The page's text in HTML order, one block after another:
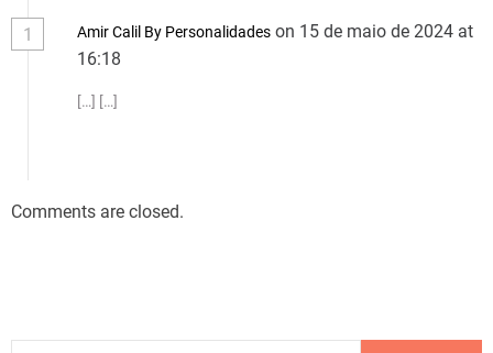
1 Amir Calil By Personalidades on 15 de maio de 2024 at
16:18
[…] […]
Comments are closed.